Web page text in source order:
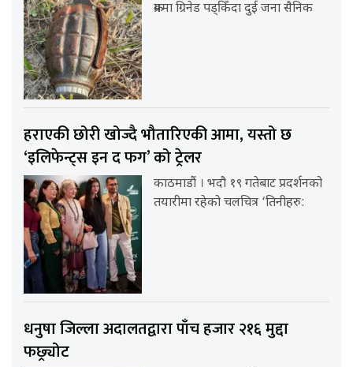
क्रममा ग्रिनेड पड्किँदा दुई जना सैनिक
हराएकी छोरी खोज्दै भौतारिएकी आमा, यस्तो छ
‘इलिफेन्ट्स इन द फग’ को ट्रेलर
काठमाडौं । भदौ १९ गतेबाट प्रदर्शनको
तयारीमा रहेको चलचित्र ‘तिनीहरु:
धनुषा जिल्ला अदालतद्वारा पाँच हजार २१६ मुद्दा
फछ्र्योट